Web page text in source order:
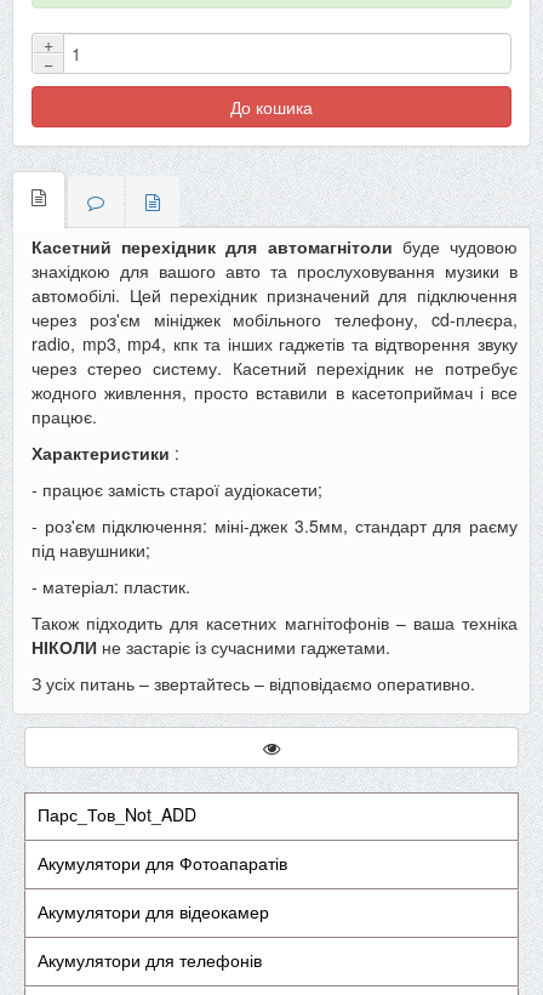
+
−
До кошика
Касетний перехідник для автомагнітоли буде чудовою
знахідкою для вашого авто та прослуховування музики в
автомобілі. Цей перехідник призначений для підключення
через роз'єм мініджек мобільного телефону, cd-плеєра,
radio, mp3, mp4, кпк та інших гаджетів та відтворення звуку
через стерео систему. Касетний перехідник не потребує
жодного живлення, просто вставили в касетоприймач і все
працює.
Характеристики :
- працює замість старої аудіокасети;
- роз'єм підключення: міні-джек 3.5мм, стандарт для раєму
під навушники;
- матеріал: пластик.
Також підходить для касетних магнітофонів – ваша техніка
НІКОЛИ не застаріє із сучасними гаджетами.
З усіх питань – звертайтесь – відповідаємо оперативно.
Парс_Тов_Not_ADD
Акумулятори для Фотоапаратів
Акумулятори для відеокамер
Акумулятори для телефонів